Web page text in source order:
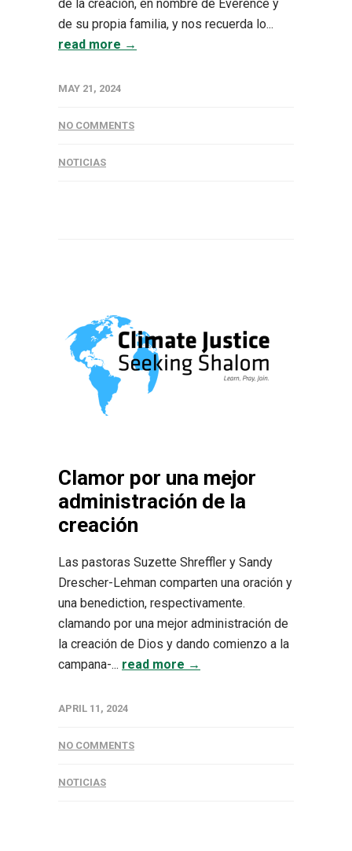
de la creación, en nombre de Everence y
de su propia familia, y nos recuerda lo...
read more →
MAY 21, 2024
NO COMMENTS
NOTICIAS
Clamor por una mejor
administración de la
creación
Las pastoras Suzette Shreffler y Sandy
Drescher-Lehman comparten una oración y
una benediction, respectivamente.
clamando por una mejor administración de
la creación de Dios y dando comienzo a la
campana-... read more →
APRIL 11, 2024
NO COMMENTS
NOTICIAS